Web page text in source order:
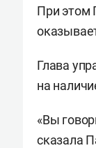
При этом
Глава
на
«Вы
сказала